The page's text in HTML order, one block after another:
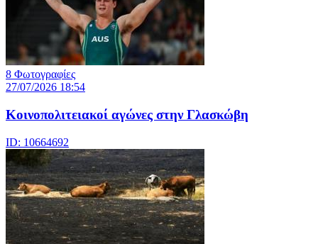
8 Φωτογραφίες
27/07/2026 18:54
Κοινοπολιτειακοί αγώνες στην Γλασκώβη
ID: 10664692